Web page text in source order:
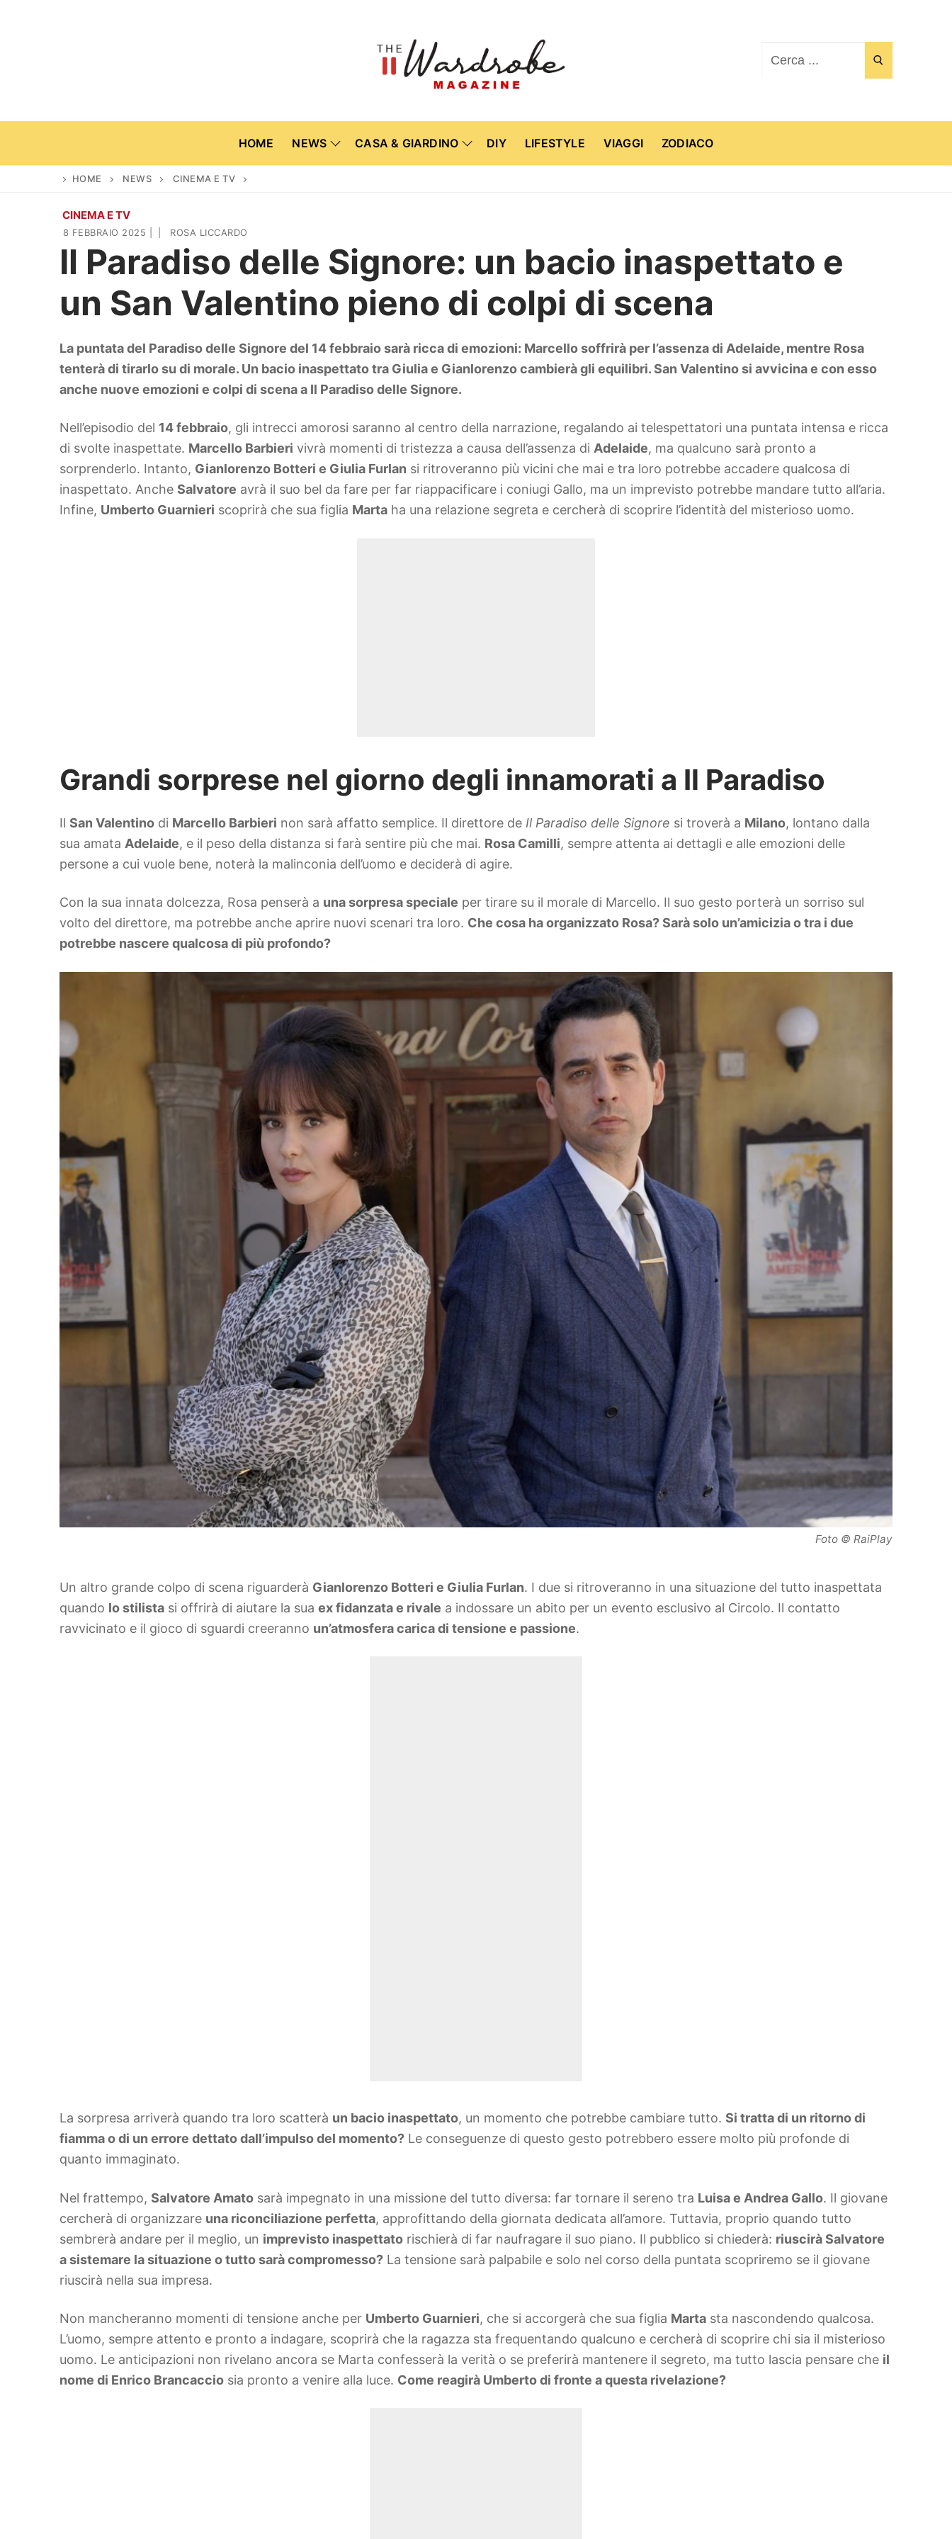
HOME NEWS CASA & GIARDINO DIY LIFESTYLE VIAGGI ZODIACO
Home
News
Cinema e TV
Casa & Giardino
Piante e fiori
Lifestyle
Viaggi
HOME NEWS CINEMA E TV
CINEMA E TV
8 FEBBRAIO 2025 ROSA LICCARDO
Il Paradiso delle Signore: un bacio inaspettato e
un San Valentino pieno di colpi di scena
La puntata del Paradiso delle Signore del 14 febbraio sarà ricca di emozioni: Marcello soffrirà per l’assenza di Adelaide, mentre Rosa
tenterà di tirarlo su di morale. Un bacio inaspettato tra Giulia e Gianlorenzo cambierà gli equilibri. San Valentino si avvicina e con esso
anche nuove emozioni e colpi di scena a Il Paradiso delle Signore.
Nell’episodio del 14 febbraio, gli intrecci amorosi saranno al centro della narrazione, regalando ai telespettatori una puntata intensa e ricca
di svolte inaspettate. Marcello Barbieri vivrà momenti di tristezza a causa dell’assenza di Adelaide, ma qualcuno sarà pronto a
sorprenderlo. Intanto, Gianlorenzo Botteri e Giulia Furlan si ritroveranno più vicini che mai e tra loro potrebbe accadere qualcosa di
inaspettato. Anche Salvatore avrà il suo bel da fare per far riappacificare i coniugi Gallo, ma un imprevisto potrebbe mandare tutto all’aria.
Infine, Umberto Guarnieri scoprirà che sua figlia Marta ha una relazione segreta e cercherà di scoprire l’identità del misterioso uomo.
Grandi sorprese nel giorno degli innamorati a Il Paradiso
Il San Valentino di Marcello Barbieri non sarà affatto semplice. Il direttore de Il Paradiso delle Signore si troverà a Milano, lontano dalla
sua amata Adelaide, e il peso della distanza si farà sentire più che mai. Rosa Camilli, sempre attenta ai dettagli e alle emozioni delle
persone a cui vuole bene, noterà la malinconia dell’uomo e deciderà di agire.
Con la sua innata dolcezza, Rosa penserà a una sorpresa speciale per tirare su il morale di Marcello. Il suo gesto porterà un sorriso sul
volto del direttore, ma potrebbe anche aprire nuovi scenari tra loro. Che cosa ha organizzato Rosa? Sarà solo un’amicizia o tra i due
potrebbe nascere qualcosa di più profondo?
Foto © RaiPlay
Un altro grande colpo di scena riguarderà Gianlorenzo Botteri e Giulia Furlan. I due si ritroveranno in una situazione del tutto inaspettata
quando lo stilista si offrirà di aiutare la sua ex fidanzata e rivale a indossare un abito per un evento esclusivo al Circolo. Il contatto
ravvicinato e il gioco di sguardi creeranno un’atmosfera carica di tensione e passione.
La sorpresa arriverà quando tra loro scatterà un bacio inaspettato, un momento che potrebbe cambiare tutto. Si tratta di un ritorno di
fiamma o di un errore dettato dall’impulso del momento? Le conseguenze di questo gesto potrebbero essere molto più profonde di
quanto immaginato.
Nel frattempo, Salvatore Amato sarà impegnato in una missione del tutto diversa: far tornare il sereno tra Luisa e Andrea Gallo. Il giovane
cercherà di organizzare una riconciliazione perfetta, approfittando della giornata dedicata all’amore. Tuttavia, proprio quando tutto
sembrerà andare per il meglio, un imprevisto inaspettato rischierà di far naufragare il suo piano. Il pubblico si chiederà: riuscirà Salvatore
a sistemare la situazione o tutto sarà compromesso? La tensione sarà palpabile e solo nel corso della puntata scopriremo se il giovane
riuscirà nella sua impresa.
Non mancheranno momenti di tensione anche per Umberto Guarnieri, che si accorgerà che sua figlia Marta sta nascondendo qualcosa.
L’uomo, sempre attento e pronto a indagare, scoprirà che la ragazza sta frequentando qualcuno e cercherà di scoprire chi sia il misterioso
uomo. Le anticipazioni non rivelano ancora se Marta confesserà la verità o se preferirà mantenere il segreto, ma tutto lascia pensare che il
nome di Enrico Brancaccio sia pronto a venire alla luce. Come reagirà Umberto di fronte a questa rivelazione?